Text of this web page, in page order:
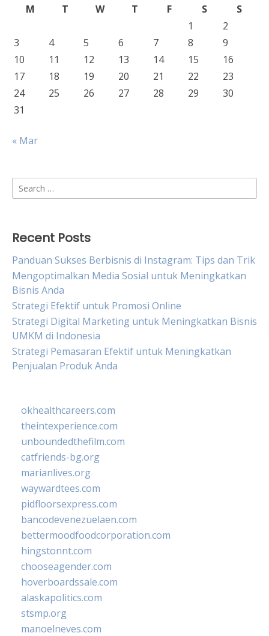
M
T W T F S
S
1
2
3
4 5 6 7 8
9
10
11 12 13 14 15
16
17
18 19 20 21 22
23
24
25 26 27 28 29
30
31
« Mar
Search
for:
Recent Posts
Panduan Sukses Berbisnis di Instagram: Tips dan Trik
Mengoptimalkan Media Sosial untuk Meningkatkan
Bisnis Anda
Strategi Efektif untuk Promosi Online
Strategi Digital Marketing untuk Meningkatkan Bisnis
UMKM di Indonesia
Strategi Pemasaran Efektif untuk Meningkatkan
Penjualan Produk Anda
okhealthcareers.com
theintexperience.com
unboundedthefilm.com
catfriends-bg.org
marianlives.org
waywardtees.com
pidfloorsexpress.com
bancodevenezuelaen.com
bettermoodfoodcorporation.com
hingstonnt.com
chooseagender.com
hoverboardssale.com
alaskapolitics.com
stsmp.org
manoelneves.com